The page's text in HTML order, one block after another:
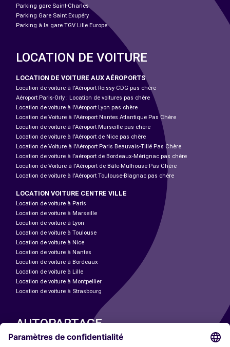
Parking gare Saint-Charles
Parking Gare Saint Exupéry
Parking à la gare TGV Lille Europe
LOCATION DE VOITURE
LOCATION DE VOITURE AUX AÉROPORTS
Location de voiture à l'Aéroport Roissy-CDG pas chère
Aéroport Paris-Orly : Location de voitures pas chère
Location de voiture à l'Aéroport Lyon pas chère
Location de Voiture à l'Aéroport Nantes Atlantique Pas Chère
Location de voiture à l'Aéroport Marseille pas chère
Location de voiture à l'Aéroport de Nice pas chère
Location de Voiture à l'Aéroport Paris Beauvais-Tillé Pas Chère
Location de voiture à l’aéroport de Bordeaux-Mérignac pas chère
Location de Voiture à l'Aéroport de Bâle-Mulhouse Pas Chère
Location de voiture à l'Aéroport Toulouse-Blagnac pas chère
LOCATION VOITURE CENTRE VILLE
Location de voiture à Paris
Location de voiture à Marseille
Location de voiture à Lyon
Location de voiture à Toulouse
Location de voiture à Nice
Location de voiture à Nantes
Location de voiture à Bordeaux
Location de voiture à Lille
Location de voiture à Montpellier
Location de voiture à Strasbourg
AUTOPARTAGE